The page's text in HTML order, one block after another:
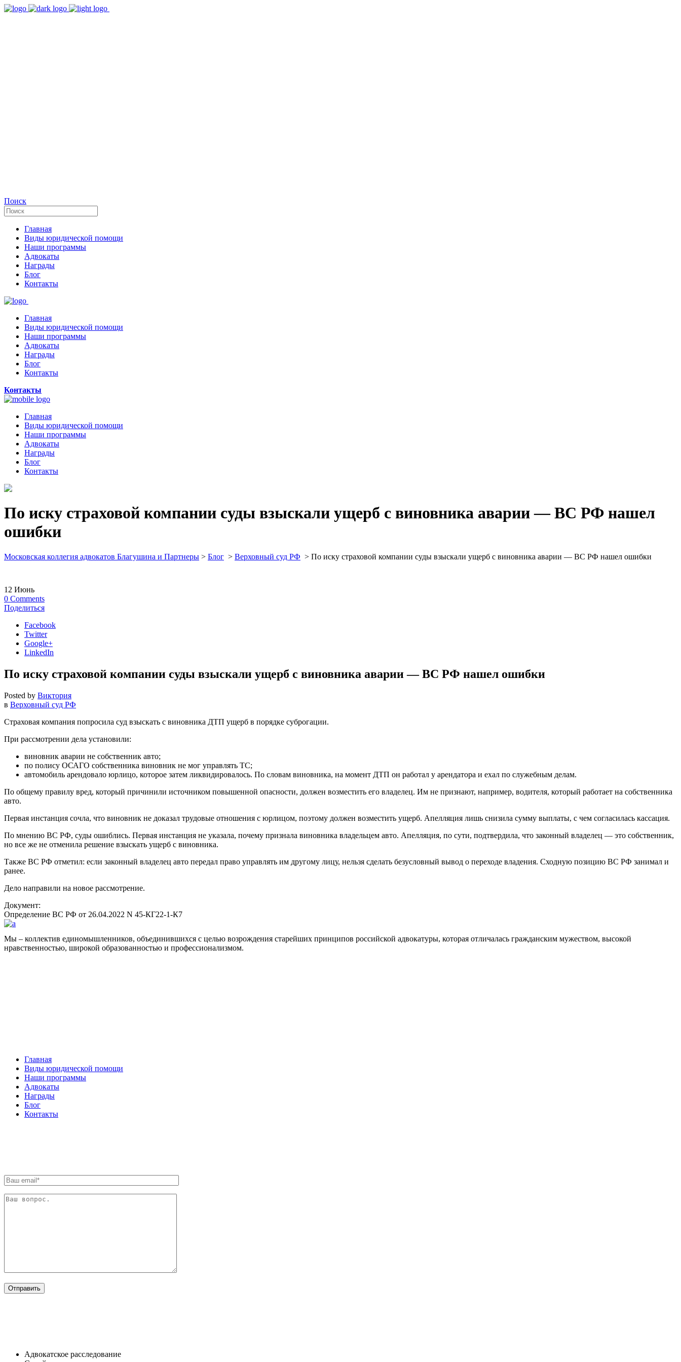
Поиск
Главная
Виды юридической помощи
Наши программы
Адвокаты
Награды
Блог
Контакты
Главная
Виды юридической помощи
Наши программы
Адвокаты
Награды
Блог
Контакты
Контакты
Главная
Виды юридической помощи
Наши программы
Адвокаты
Награды
Блог
Контакты
По иску страховой компании суды взыскали ущерб с виновника аварии — ВС РФ нашел
ошибки
Московская коллегия адвокатов Благушина и Партнеры > Блог > Верховный суд РФ > По иску страховой компании суды взыскали ущерб с виновника аварии — ВС РФ нашел ошибки
12 Июнь
0 Comments
Поделиться
Facebook
Twitter
Google+
LinkedIn
По иску страховой компании суды взыскали ущерб с виновника аварии — ВС РФ нашел ошибки
Posted by Виктория
в Верховный суд РФ
Страховая компания попросила суд взыскать с виновника ДТП ущерб в порядке суброгации.
При рассмотрении дела установили:
виновник аварии не собственник авто;
по полису ОСАГО собственника виновник не мог управлять ТС;
автомобиль арендовало юрлицо, которое затем ликвидировалось. По словам виновника, на момент ДТП он работал у арендатора и ехал по служебным делам.
По общему правилу вред, который причинили источником повышенной опасности, должен возместить его владелец. Им не признают, например, водителя, который работает на собственника
авто.
Первая инстанция сочла, что виновник не доказал трудовые отношения с юрлицом, поэтому должен возместить ущерб. Апелляция лишь снизила сумму выплаты, с чем согласилась кассация.
По мнению ВС РФ, суды ошиблись. Первая инстанция не указала, почему признала виновника владельцем авто. Апелляция, по сути, подтвердила, что законный владелец — это собственник,
но все же не отменила решение взыскать ущерб с виновника.
Также ВС РФ отметил: если законный владелец авто передал право управлять им другому лицу, нельзя сделать безусловный вывод о переходе владения. Сходную позицию ВС РФ занимал и
ранее.
Дело направили на новое рассмотрение.
Документ:
Определение ВС РФ от 26.04.2022 N 45-КГ22-1-К7
Мы – коллектив единомышленников, объединившихся с целью возрождения старейших принципов российской адвокатуры, которая отличалась гражданским мужеством, высокой
нравственностью, широкой образованностью и профессионализмом.
Главная
Виды юридической помощи
Наши программы
Адвокаты
Награды
Блог
Контакты
Адвокатское расследование